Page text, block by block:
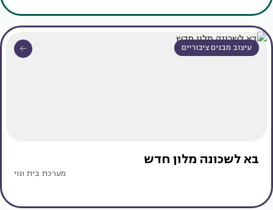
עיצוב מבנים ציבוריים
בא לשכונה מלון חדש
מערכת בית ונוי